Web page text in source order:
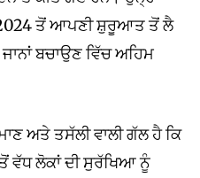
ਤੋਂ ਆਪਣੀ ਸ਼ੁਰੂਆਤ ਤੋਂ ਲੈ
ਬਚਾਉਣ ਵਿੱਚ ਅਹਿਮ
ਅਤੇ ਤਸੱਲੀ ਵਾਲੀ ਗੱਲ ਹੈ ਕਿ
ਵੱਧ ਲੋਕਾਂ ਦੀ ਸੁਰੱਖਿਆ ਨੂੰ